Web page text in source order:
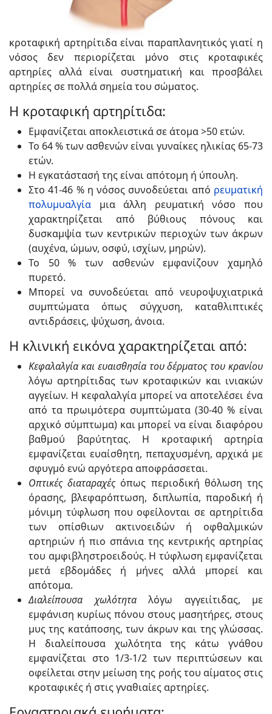
κροταφική αρτηρίτιδα είναι παραπλανητικός γιατί η
νόσος δεν περιορίζεται μόνο στις κροταφικές
αρτηρίες αλλά είναι συστηματική και προσβάλει
αρτηρίες σε πολλά σημεία του σώματος.
Η κροταφική αρτηρίτιδα:
Εμφανίζεται αποκλειστικά σε άτομα >50 ετών.
Το 64 % των ασθενών είναι γυναίκες ηλικίας 65-73
ετών.
Η εγκατάστασή της είναι απότομη ή ύπουλη.
Στο 41-46 % η νόσος συνοδεύεται από ρευματική
πολυμυαλγία μια άλλη ρευματική νόσο που
χαρακτηρίζεται από βύθιους πόνους και
δυσκαμψία των κεντρικών περιοχών των άκρων
(αυχένα, ώμων, οσφύ, ισχίων, μηρών).
Το 50 % των ασθενών εμφανίζουν χαμηλό
πυρετό.
Μπορεί να συνοδεύεται από νευροψυχιατρικά
συμπτώματα όπως σύγχυση, καταθλιπτικές
αντιδράσεις, ψύχωση, άνοια.
Η κλινική εικόνα χαρακτηρίζεται από:
Κεφαλαλγία και ευαισθησία του δέρματος του κρανίου
λόγω αρτηρίτιδας των κροταφικών και ινιακών
αγγείων. Η κεφαλαλγία μπορεί να αποτελέσει ένα
από τα πρωιμότερα συμπτώματα (30-40 % είναι
αρχικό σύμπτωμα) και μπορεί να είναι διαφόρου
βαθμού βαρύτητας. Η κροταφική αρτηρία
εμφανίζεται ευαίσθητη, πεπαχυσμένη, αρχικά με
σφυγμό ενώ αργότερα αποφράσσεται.
Οπτικές διαταραχέςόπως περιοδική θόλωση της
όρασης, βλεφαρόπτωση, διπλωπία, παροδική ή
μόνιμη τύφλωση που οφείλονται σε αρτηρίτιδα
των οπίσθιων ακτινοειδών ή οφθαλμικών
αρτηριών ή πιο σπάνια της κεντρικής αρτηρίας
του αμφιβληστροειδούς. Η τύφλωση εμφανίζεται
μετά εβδομάδες ή μήνες αλλά μπορεί και
απότομα.
Διαλείπουσα χωλότηταλόγω αγγειίτιδας, με
εμφάνιση κυρίως πόνου στους μασητήρες, στους
μυς της κατάποσης, των άκρων και της γλώσσας.
Η διαλείπουσα χωλότητα της κάτω γνάθου
εμφανίζεται στο 1/3-1/2 των περιπτώσεων και
οφείλεται στην μείωση της ροής του αίματος στις
κροταφικές ή στις γναθιαίες αρτηρίες.